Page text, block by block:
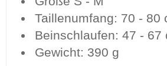
Taillenumfang: 70 - 80
Beinschlaufen: 47 - 67
Gewicht: 390 g